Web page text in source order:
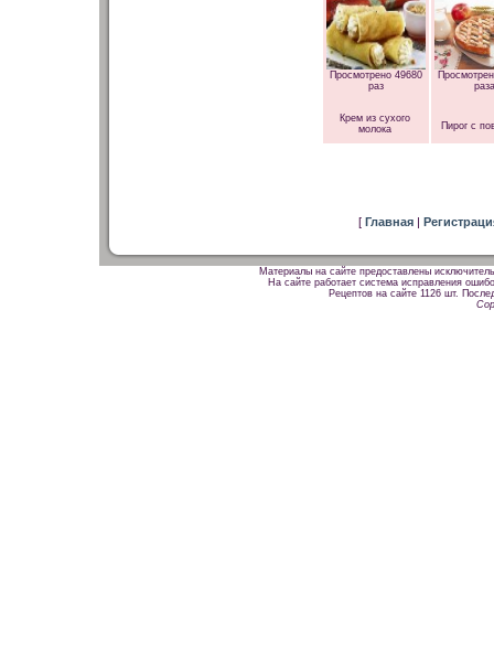
Просмотрено 49680
раз
Крем из сухого
молока
раза
Пирог с
[ Главная |
Материалы на сайте предоставлены
На сайте работает система исправления
Рецептов на сайте 1126 шт.